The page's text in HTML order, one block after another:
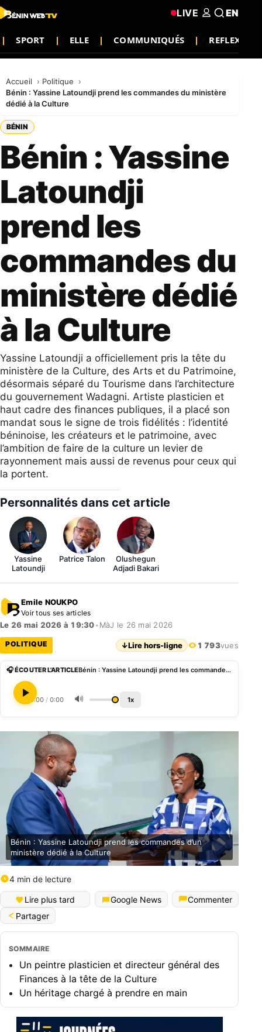
SPORT ELLE COMMUNIQUÉS
LIVE EN
Accueil
Politique
Bénin : Yassine Latoundji prend les commandes du ministère
dédié à la Culture
BÉNIN
Bénin : Yassine
Latoundji
prend les
commandes du
ministère dédié
à la Culture
Yassine Latoundji a officiellement pris la tête du
ministère de la Culture, des Arts et du Patrimoine,
désormais séparé du Tourisme dans l’architecture
du gouvernement Wadagni. Artiste plasticien et
haut cadre des finances publiques, il a placé son
mandat sous le signe de trois fidélités : l’identité
béninoise, les créateurs et le patrimoine, avec
l’ambition de faire de la culture un levier de
rayonnement mais aussi de revenus pour ceux qui
la portent.
Personnalités dans cet article
Yassine
Latoundji
Patrice Talon
Olushegun
Adjadi Bakari
Emile NOUKPO
Voir tous ses articles
Le 26 mai 2026 à 19:30• MàJ le 26 mai 2026
POLITIQUE ↓Lire hors-ligne 1 793vues
🎧 ÉCOUTER L'ARTICLE Bénin : Yassine Latoundji prend les commandes du ministère dédié à la Culture
0:00 / 0:00 🔊 1x
Bénin : Yassine Latoundji prend les commandes d’un
ministère dédié à la Culture
4 min de lecture
Lire plus tard Google News
Commenter
Partager
SOMMAIRE
Un peintre plasticien et directeur général des
Finances à la tête de la Culture
Un héritage chargé à prendre en main